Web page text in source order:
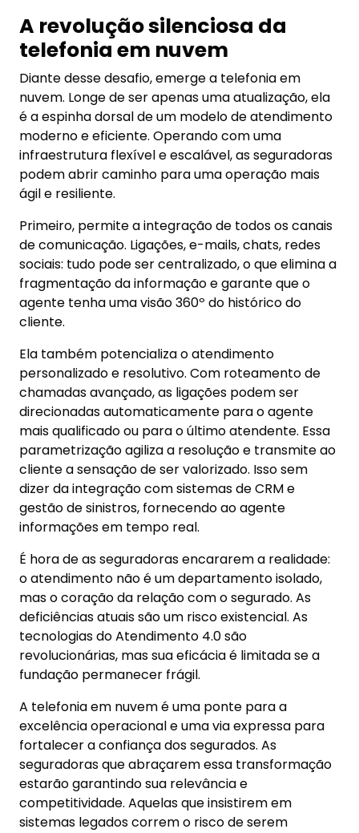
A revolução silenciosa da
telefonia em nuvem
Diante desse desafio, emerge a telefonia em
nuvem. Longe de ser apenas uma atualização, ela
é a espinha dorsal de um modelo de atendimento
moderno e eficiente. Operando com uma
infraestrutura flexível e escalável, as seguradoras
podem abrir caminho para uma operação mais
ágil e resiliente.
Primeiro, permite a integração de todos os canais
de comunicação. Ligações, e-mails, chats, redes
sociais: tudo pode ser centralizado, o que elimina a
fragmentação da informação e garante que o
agente tenha uma visão 360º do histórico do
cliente.
Ela também potencializa o atendimento
personalizado e resolutivo. Com roteamento de
chamadas avançado, as ligações podem ser
direcionadas automaticamente para o agente
mais qualificado ou para o último atendente. Essa
parametrização agiliza a resolução e transmite ao
cliente a sensação de ser valorizado. Isso sem
dizer da integração com sistemas de CRM e
gestão de sinistros, fornecendo ao agente
informações em tempo real.
É hora de as seguradoras encararem a realidade:
o atendimento não é um departamento isolado,
mas o coração da relação com o segurado. As
deficiências atuais são um risco existencial. As
tecnologias do Atendimento 4.0 são
revolucionárias, mas sua eficácia é limitada se a
fundação permanecer frágil.
A telefonia em nuvem é uma ponte para a
excelência operacional e uma via expressa para
fortalecer a confiança dos segurados. As
seguradoras que abraçarem essa transformação
estarão garantindo sua relevância e
competitividade. Aquelas que insistirem em
sistemas legados correm o risco de serem